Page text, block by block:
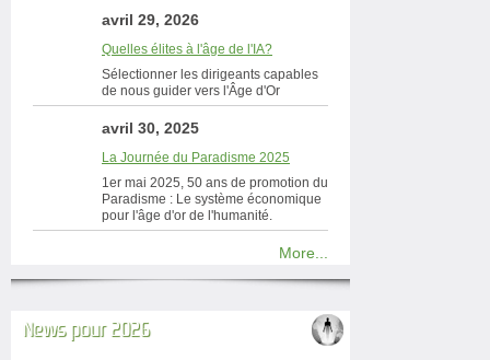
avril 29, 2026
Quelles élites à l'âge de l'IA?
Sélectionner les dirigeants capables
de nous guider vers l'Âge d'Or
avril 30, 2025
La Journée du Paradisme 2025
1er mai 2025, 50 ans de promotion du
Paradisme : Le système économique
pour l'âge d'or de l'humanité.
More...
News pour 2026